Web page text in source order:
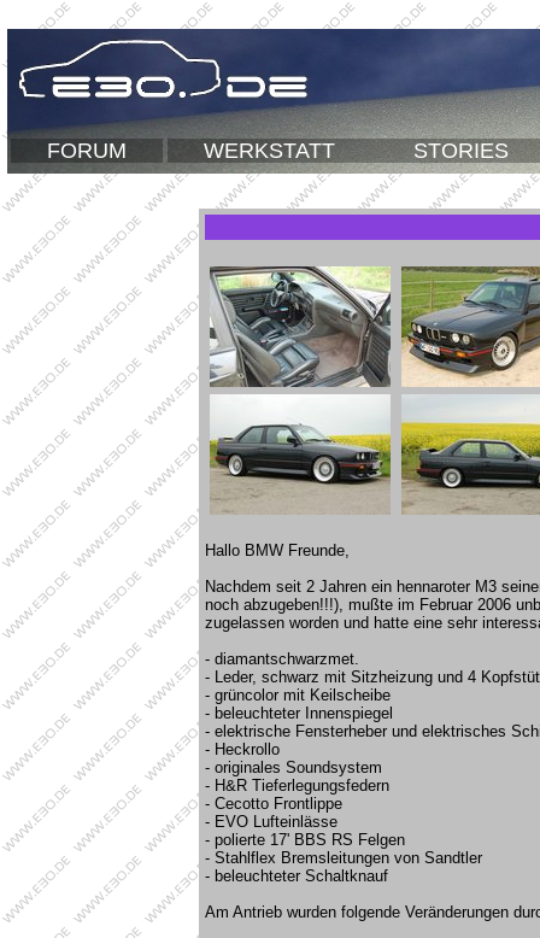
FORUM WERKSTATT STORIES
Hallo BMW Freunde,
Nachdem seit 2 Jahren ein hennaroter M3
noch abzugeben!!!), mußte im Februar 2006
zugelassen worden und hatte eine sehr
- diamantschwarzmet.
- Leder, schwarz mit Sitzheizung und 4
- grüncolor mit Keilscheibe
- beleuchteter Innenspiegel
- elektrische Fensterheber und elektrisches
- Heckrollo
- originales Soundsystem
- H&R Tieferlegungsfedern
- Cecotto Frontlippe
- EVO Lufteinlässe
- polierte 17' BBS RS Felgen
- Stahlflex Bremsleitungen von Sandtler
- beleuchteter Schaltknauf
Am Antrieb wurden folgende Veränderungen